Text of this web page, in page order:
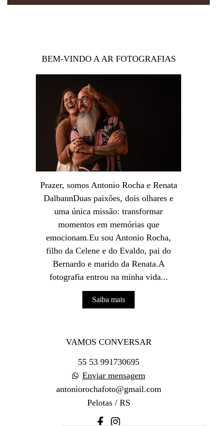
BEM-VINDO A AR FOTOGRAFIAS
Prazer, somos Antonio Rocha e Renata
DalbannDuas paixões, dois olhares e
uma única missão: transformar
momentos em memórias que
emocionam.Eu sou Antonio Rocha,
filho da Celene e do Evaldo, pai do
Bernardo e marido da Renata.A
fotografia entrou na minha vida...
Saiba mais
VAMOS CONVERSAR
55 53 991730695
Enviar mensagem
antoniorochafoto@gmail.com
Pelotas / RS